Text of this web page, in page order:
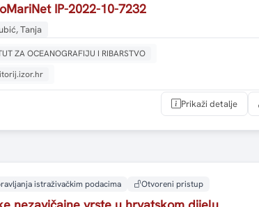
IP-2022-10-7232
Tanja
ZA OCEANOGRAFIJU I RIBARSTVO
Prikaži detalje
istraživačkim podacima Otvoreni pristup